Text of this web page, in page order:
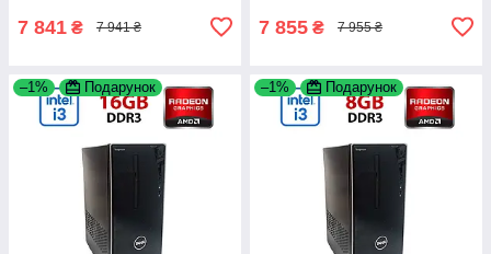
7 841 ₴ 7 941 ₴ 7 855 ₴ 7 955 ₴
–1% Подарунок –1% Подарунок